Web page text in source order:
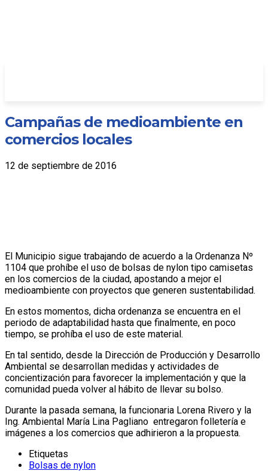
Campañas de medioambiente en
comercios locales
12 de septiembre de 2016
El Municipio sigue trabajando de acuerdo a la Ordenanza Nº
1104 que prohíbe el uso de bolsas de nylon tipo camisetas
en los comercios de la ciudad, apostando a mejor el
medioambiente con proyectos que generen sustentabilidad.
En estos momentos, dicha ordenanza se encuentra en el
periodo de adaptabilidad hasta que finalmente, en poco
tiempo, se prohíba el uso de este material.
En tal sentido, desde la Dirección de Producción y Desarrollo
Ambiental se desarrollan medidas y actividades de
concientización para favorecer la implementación y que la
comunidad pueda volver al hábito de llevar su bolso.
Durante la pasada semana, la funcionaria Lorena Rivero y la
Ing. Ambiental María Lina Pagliano entregaron folletería e
imágenes a los comercios que adhirieron a la propuesta.
Etiquetas
Bolsas de nylon